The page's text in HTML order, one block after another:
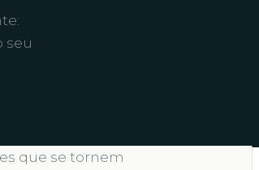
seu
que se tornem